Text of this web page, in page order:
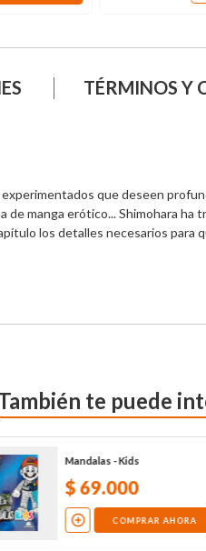
TÉRMINOS Y
que deseen
manga erótico... Shimohara
los detalles necesarios para
te puede
Mandalas - Kids
$69.000
COMPRAR AHORA